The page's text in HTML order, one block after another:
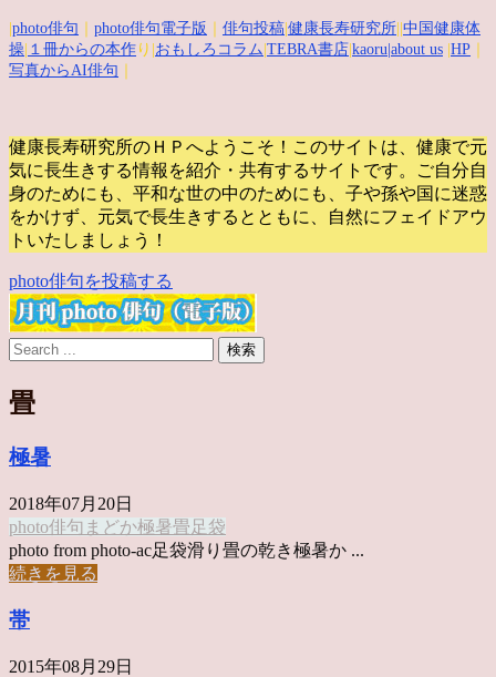
photo俳句 photo俳句電子版 俳句投稿 健康長寿研究所 中国健康体
操 １冊からの本作 り| おもしろコラム TEBRA書店 kaoru |about us HP
写真からAI俳句
健康長寿研究所のＨＰへようこそ！このサイトは、健康で元
気に長生きする情報を紹介・共有するサイトです。
ご自分自
身のためにも、平和な世の中のためにも、子や孫や国に迷惑
をかけず、元気で長生きするとともに、自然にフェイドアウ
トいたしましょう！
photo俳句を投稿する
畳
極暑
2018年07月20日
photo俳句 まどか極暑畳足袋
photo from photo-ac足袋滑り畳の乾き極暑か ...
続きを見る
帯
2015年08月29日